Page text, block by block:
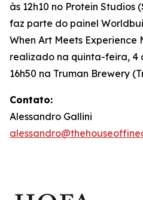
às 12h10 no Protein Studios
faz parte do painel
When Art Meets Experience
realizado na quinta-feira, 4
16h50 na Truman Brewery
Contato:
Alessandro Gallini